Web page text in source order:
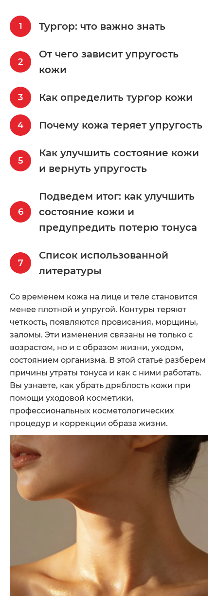
Тургор: что важно знать
От чего зависит упругость
кожи
Как определить тургор кожи
Почему кожа теряет упругость
Как улучшить состояние кожи
и вернуть упругость
Подведем итог: как улучшить
состояние кожи и
предупредить потерю тонуса
Список использованной
литературы
Со временем кожа на лице и теле становится
менее плотной и упругой. Контуры теряют
четкость, появляются провисания, морщины,
заломы. Эти изменения связаны не только с
возрастом, но и с образом жизни, уходом,
состоянием организма. В этой статье разберем
причины утраты тонуса и как с ними работать.
Вы узнаете, как убрать дряблость кожи при
помощи уходовой косметики,
профессиональных косметологических
процедур и коррекции образа жизни.